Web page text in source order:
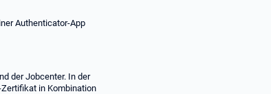
Authenticator-App
der Jobcenter. In der
Zertifikat in Kombination